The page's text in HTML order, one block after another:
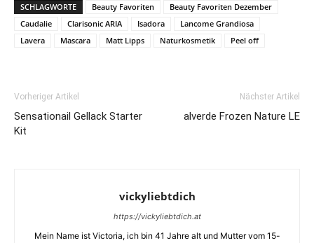
SCHLAGWORTE Beauty Favoriten
Beauty Favoriten Dezember
Caudalie
Clarisonic ARIA Isadora
Lancome Grandiosa
Lavera
Mascara Matt Lipps Naturkosmetik Peel off
Vorheriger Artikel
Sensationail Gellack Starter
Kit
Nächster Artikel
alverde Frozen Nature LE
vickyliebtdich
https://vickyliebtdich.at
Mein Name ist Victoria, ich bin 41 Jahre alt und Mutter vom 15-